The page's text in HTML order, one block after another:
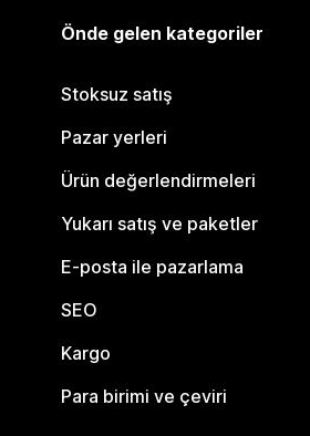
Önde gelen kategoriler
Stoksuz satış
Pazar yerleri
Ürün değerlendirmeleri
Yukarı satış ve paketler
E-posta ile pazarlama
SEO
Kargo
Para birimi ve çeviri